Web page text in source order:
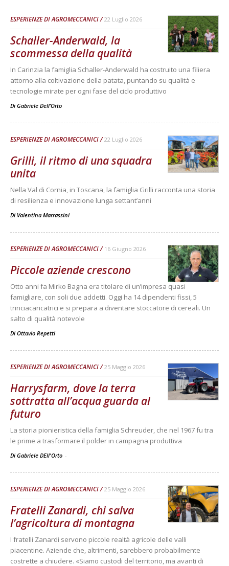
ESPERIENZE DI AGROMECCANICI 22 Luglio 2026
Schaller-Anderwald, la
scommessa della qualità
In Carinzia la famiglia Schaller-Anderwald ha costruito una filiera
attorno alla coltivazione della patata, puntando su qualità e
tecnologie mirate per ogni fase del ciclo produttivo
Di Gabriele Dell’Orto
ESPERIENZE DI AGROMECCANICI 22 Luglio 2026
Grilli, il ritmo di una squadra
unita
Nella Val di Cornia, in Toscana, la famiglia Grilli racconta una storia
di resilienza e innovazione lunga settant’anni
Di Valentina Marrassini
ESPERIENZE DI AGROMECCANICI 16 Giugno 2026
Piccole aziende crescono
Otto anni fa Mirko Bagna era titolare di un’impresa quasi
famigliare, con soli due addetti. Oggi ha 14 dipendenti fissi, 5
trinciacaricatrici e si prepara a diventare stoccatore di cereali. Un
salto di qualità notevole
Di Ottavio Repetti
ESPERIENZE DI AGROMECCANICI 25 Maggio 2026
Harrysfarm, dove la terra
sottratta all’acqua guarda al
futuro
La storia pionieristica della famiglia Schreuder, che nel 1967 fu tra
le prime a trasformare il polder in campagna produttiva
Di Gabriele DEll'Orto -
ESPERIENZE DI AGROMECCANICI 25 Maggio 2026
Fratelli Zanardi, chi salva
l’agricoltura di montagna
I fratelli Zanardi servono piccole realtà agricole delle valli
piacentine. Aziende che, altrimenti, sarebbero probabilmente
costrette a chiudere. «Siamo custodi del territorio, ma avanti di